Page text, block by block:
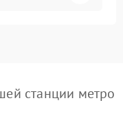
станции метро